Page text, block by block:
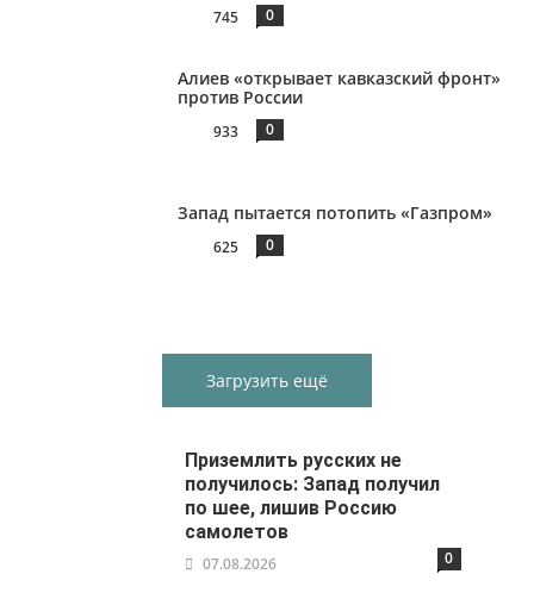
745 0
Алиев «открывает кавказский фронт»
против России
933 0
Запад пытается потопить «Газпром»
625 0
Загрузить ещё
Приземлить русских не
получилось: Запад получил
по шее, лишив Россию
самолетов
07.08.2026 0